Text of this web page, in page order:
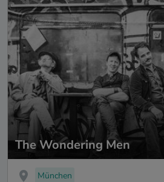
The Wondering Men
München